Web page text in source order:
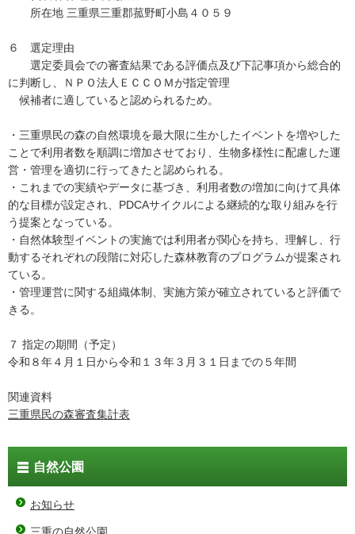
所在地 三重県三重郡菰野町小島４０５９
６ 選定理由
選定委員会での審査結果である評価点及び下記事項から総合的
に判断し、ＮＰＯ法人ＥＣＣＯＭが指定管理
候補者に適していると認められるため。
・三重県民の森の自然環境を最大限に生かしたイベントを増やした
ことで利用者数を順調に増加させており、生物多様性に配慮した運
営・管理を適切に行ってきたと認められる。
・これまでの実績やデータに基づき、利用者数の増加に向けて具体
的な目標が設定され、PDCAサイクルによる継続的な取り組みを行
う提案となっている。
・自然体験型イベントの実施では利用者が関心を持ち、理解し、行
動するそれぞれの段階に対応した森林教育のプログラムが提案され
ている。
・管理運営に関する組織体制、実施方策が確立されていると評価で
きる。
７ 指定の期間（予定）
令和８年４月１日から令和１３年３月３１日までの５年間
関連資料
三重県民の森審査集計表
自然公園
お知らせ